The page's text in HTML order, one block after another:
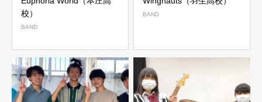
校）
BAND
BAND